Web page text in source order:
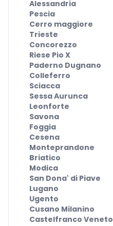
Alessandria
Pescia
Cerro maggiore
Trieste
Concorezzo
Riese Pio X
Paderno Dugnano
Colleferro
Sciacca
Sessa Aurunca
Leonforte
Savona
Foggia
Cesena
Monteprandone
Briatico
Modica
San Dona' di Piave
Lugano
Ugento
Cusano Milanino
Castelfranco Veneto